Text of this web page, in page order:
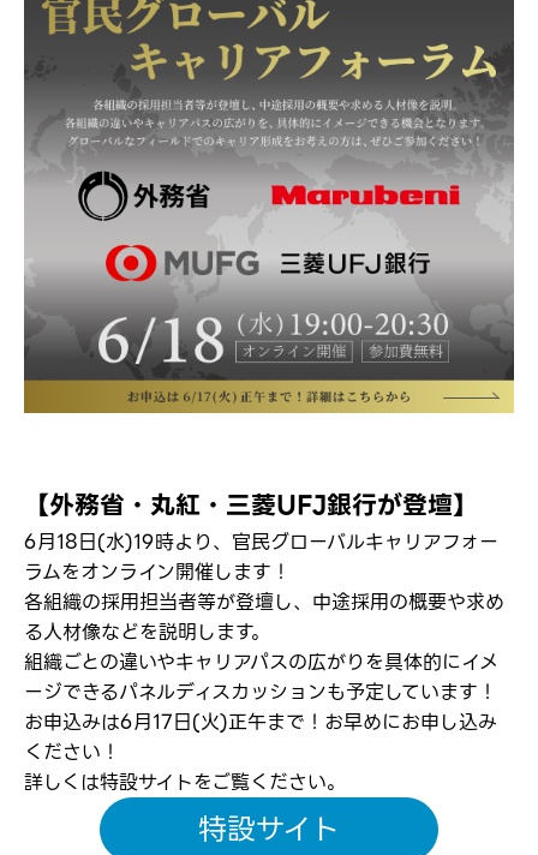
【外務省・丸紅・三菱UFJ銀行が登壇】
6月18日(水)19時より、官民グローバルキャリアフォー
ラムをオンライン開催します！
各組織の採用担当者等が登壇し、中途採用の概要や求め
る人材像などを説明します。
組織ごとの違いやキャリアパスの広がりを具体的にイメ
ージできるパネルディスカッションも予定しています！
お申込みは6月17日(火)正午まで！お早めにお申し込み
ください！
詳しくは特設サイトをご覧ください。
特設サイト